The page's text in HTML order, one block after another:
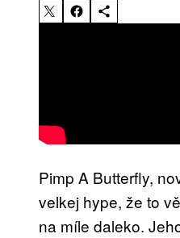
Pimp A Butterfly,
velkej hype, že to
na míle daleko.